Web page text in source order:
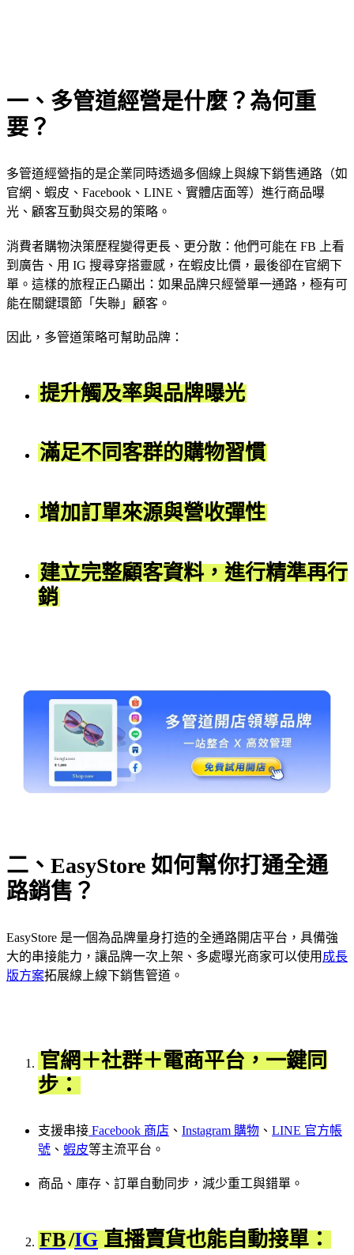
一、多管道經營是什麼？為何重
要？
多管道經營指的是企業同時透過多個線上與線下銷售通路（如
官網、蝦皮、Facebook、LINE、實體店面等）進行商品曝
光、顧客互動與交易的策略。
消費者購物決策歷程變得更長、更分散：他們可能在 FB 上看
到廣告、用 IG 搜尋穿搭靈感，在蝦皮比價，最後卻在官網下
單。這樣的旅程正凸顯出：如果品牌只經營單一通路，極有可
能在關鍵環節「失聯」顧客。
因此，多管道策略可幫助品牌：
提升觸及率與品牌曝光
滿足不同客群的購物習慣
增加訂單來源與營收彈性
建立完整顧客資料，進行精準再行
銷
二、EasyStore 如何幫你打通全通
路銷售？
EasyStore 是一個為品牌量身打造的全通路開店平台，具備強
大的串接能力，讓品牌一次上架、多處曝光商家可以使用 成長
版方案拓展線上線下銷售管道。
官網＋社群＋電商平台，一鍵同
步：
支援串接 Facebook 商店 、 Instagram 購物 、 LINE 官方帳
號 、 蝦皮等主流平台。
商品、庫存、訂單自動同步，減少重工與錯單。
FB/IG 直播賣貨也能自動接單：